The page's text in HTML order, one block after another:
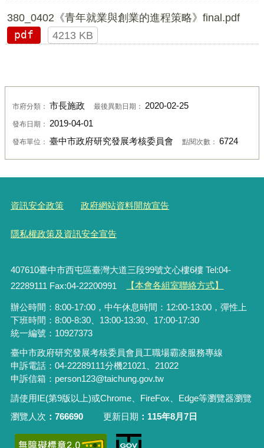
380_0402《青年就業與創業的進程策略》final.pdf
pdf
4213 KB
市府分類： 市長施政 最後異動日期： 2020-02-25
發布日期： 2019-04-01
發布單位： 臺中市政府研究發展考核委員會 點閱次數： 6724
資訊安全政策 政府網站資料開放宣告
隱私權政策及資訊安全宣告
407610臺中市西屯區臺灣大道三段99號文心樓6樓 Tel:04-
22289111 Fax:04-22200991
【本會各組室聯絡方式】
辦公時間：8:00-17:00，中午休息時間：12:00-13:00，彈性上
下班時間：8:00-8:30、13:00-13:30、17:00-17:30
統一編號：10927373
臺中市政府研究發展考核委員會員工職場霸凌服務專線
申訴電話：04-22289111分機21021、21022
申訴信箱：person123@taichung.gov.tw
請使用IE(第9版以上)或Chrome、FireFox、Edge等瀏覽器瀏覽
瀏覽人次
766690 更新日期 115年8月7日